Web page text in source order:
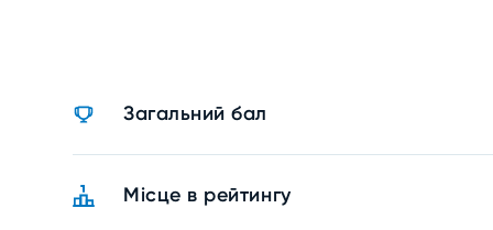
Загальний бал
Місце в рейтингу